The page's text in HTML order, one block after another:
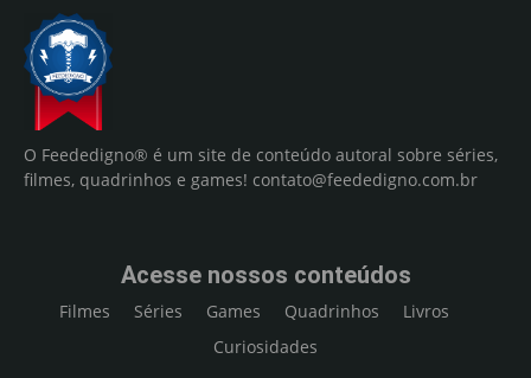
O Feededigno® é um site de conteúdo autoral sobre séries,
filmes, quadrinhos e games! contato@feededigno.com.br
Acesse nossos conteúdos
Filmes Séries Games Quadrinhos
Livros
Curiosidades